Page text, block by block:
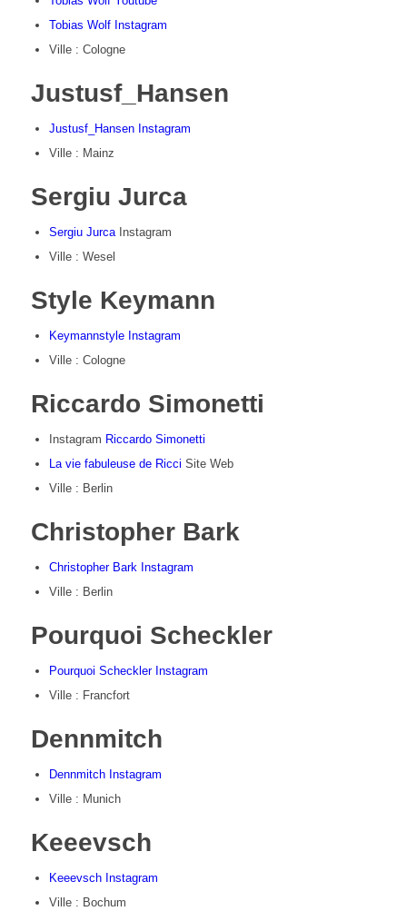
Tobias Wolf Instagram
Ville : Cologne
Justusf_Hansen
Justusf_Hansen Instagram
Ville : Mainz
Sergiu Jurca
Sergiu JurcaInstagram
Ville : Wesel
Style Keymann
Keymannstyle Instagram
Ville : Cologne
Riccardo Simonetti
Instagram Riccardo Simonetti
La vie fabuleuse de Ricci Site Web
Ville : Berlin
Christopher Bark
Christopher Bark Instagram
Ville : Berlin
Pourquoi Scheckler
Pourquoi Scheckler Instagram
Ville : Francfort
Dennmitch
Dennmitch Instagram
Ville : Munich
Keeevsch
Keeevsch Instagram
Ville : Bochum